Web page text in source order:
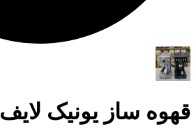
قهوه ساز یونیک لایف